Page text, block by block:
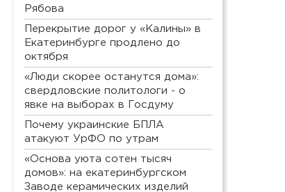
Рябова
Перекрытие дорог у «Калины» в
Екатеринбурге продлено до
октября
«Люди скорее останутся дома»:
свердловские политологи - о
явке на выборах в Госдуму
Почему украинские БПЛА
атакуют УрФО по утрам
«Основа уюта сотен тысяч
домов»: на екатеринбургском
Заводе керамических изделий